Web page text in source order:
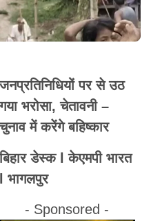
पर से उठ
भरोसा, चेतावनी –
में करेंगे बहिष्कार
डेस्क l केएमपी भारत
l भागलपुर
- Sponsored -